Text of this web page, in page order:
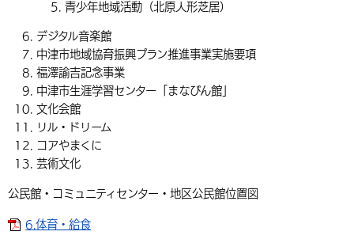
青少年地域活動（北原人形芝居）
デジタル音楽館
中津市地域協育振興プラン推進事業実施要項
福澤諭吉記念事業
中津市生涯学習センター「まなびん館」
文化会館
リル・ドリーム
コアやまくに
芸術文化
公民館・コミュニティセンター・地区公民館位置図
6.体育・給食